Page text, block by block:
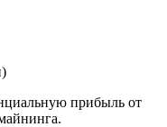
прибыль от